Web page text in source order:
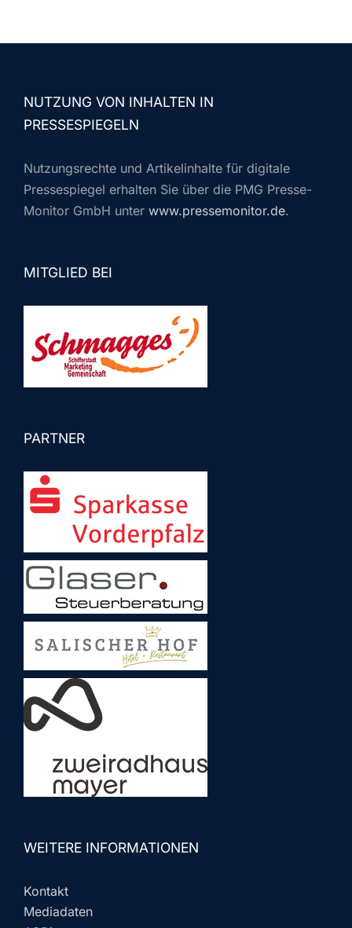
NUTZUNG VON INHALTEN IN
PRESSESPIEGELN
Nutzungsrechte und Artikelinhalte für digitale
Pressespiegel erhalten Sie über die PMG Presse-
Monitor GmbH unter www.pressemonitor.de.
MITGLIED BEI
PARTNER
WEITERE INFORMATIONEN
Kontakt
Mediadaten